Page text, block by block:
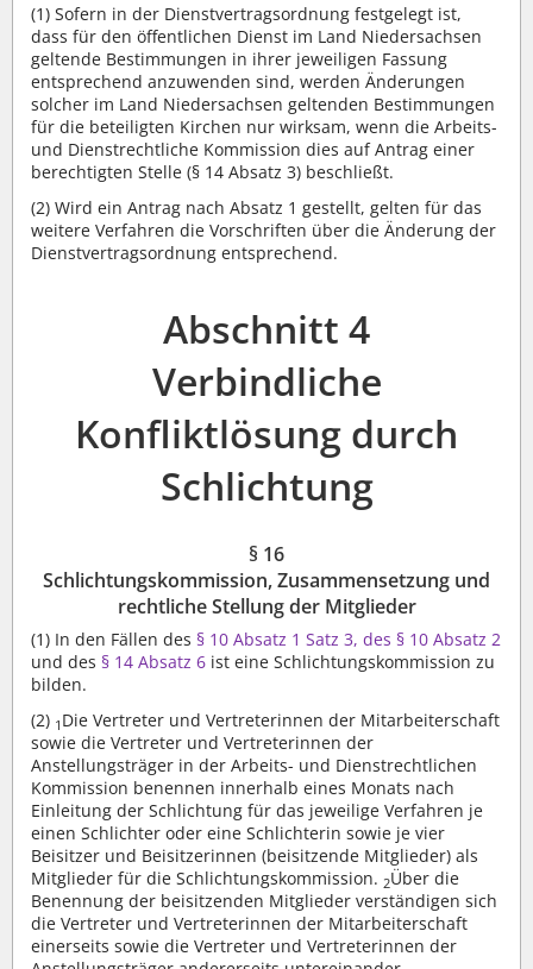
(1) Sofern in der Dienstvertragsordnung festgelegt ist,
dass für den öffentlichen Dienst im Land Niedersachsen
geltende Bestimmungen in ihrer jeweiligen Fassung
entsprechend anzuwenden sind, werden Änderungen
solcher im Land Niedersachsen geltenden Bestimmungen
für die beteiligten Kirchen nur wirksam, wenn die Arbeits-
und Dienstrechtliche Kommission dies auf Antrag einer
berechtigten Stelle (§ 14 Absatz 3) beschließt.
(2) Wird ein Antrag nach Absatz 1 gestellt, gelten für das
weitere Verfahren die Vorschriften über die Änderung der
Dienstvertragsordnung entsprechend.
Abschnitt 4
Verbindliche
Konfliktlösung durch
Schlichtung
§ 16
Schlichtungskommission, Zusammensetzung und
rechtliche Stellung der Mitglieder
(1) In den Fällen des § 10 Absatz 1 Satz 3, des § 10 Absatz 2
und des § 14 Absatz 6 ist eine Schlichtungskommission zu
bilden.
(2) 1 Die Vertreter und Vertreterinnen der Mitarbeiterschaft
sowie die Vertreter und Vertreterinnen der
Anstellungsträger in der Arbeits- und Dienstrechtlichen
Kommission benennen innerhalb eines Monats nach
Einleitung der Schlichtung für das jeweilige Verfahren je
einen Schlichter oder eine Schlichterin sowie je vier
Beisitzer und Beisitzerinnen (beisitzende Mitglieder) als
Mitglieder für die Schlichtungskommission. 2Über die
Benennung der beisitzenden Mitglieder verständigen sich
die Vertreter und Vertreterinnen der Mitarbeiterschaft
einerseits sowie die Vertreter und Vertreterinnen der